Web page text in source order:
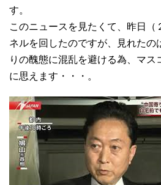
す。
このニュースを見たくて、昨日（
ネルを回したのですが、見れたの
りの醜態に混乱を避ける為、マス
に思えます・・・。